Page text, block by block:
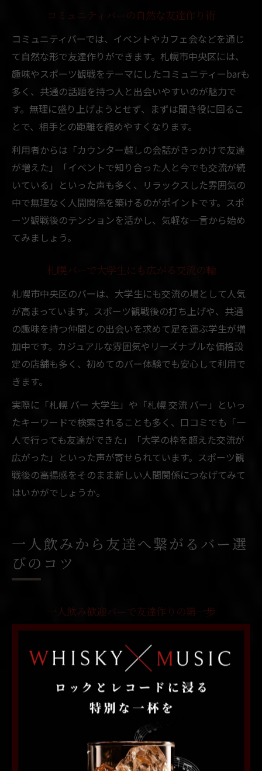
コミュニティバーの自然な友達作り術
コミュニティバーでは、イベントやカフェ会などを通じ
て自然な形で友達作りができます。札幌市中央区には、
趣味やスポーツ観戦をテーマにしたコミュニティーbarも
多く、共通の話題を持つ人と出会いやすいのが魅力で
す。無理に盛り上げようとせず、まずは聞き役に回るこ
とで、相手との距離を縮めやすくなります。
利用者からは「カウンター越しの会話がきっかけで友達
が増えた」「イベントで知り合った人と今でも交流が続
いている」といった声も多く、リラックスした雰囲気の
中で無理なく人間関係を築けるのがポイントです。スポ
ーツ観戦後のテンションを活かし、気軽な一言から始め
てみましょう。
札幌バーで大学生にも広がる交流の輪
札幌市中央区のバーは、大学生にも交流の場として人気
が高まっています。スポーツ観戦後の打ち上げや、共通
の趣味を持つ仲間との出会いを求めて足を運ぶ学生が増
加中です。カジュアルな雰囲気やリーズナブルな価格設
定の店舗も多く、初めてのバー体験でも安心して利用で
きます。
実際に「札幌 バー 大学生」や「札幌 交流 バー」といっ
たキーワードで検索されることも多く、口コミでも「一
人で行っても友達ができた」「大学の枠を超えた交流が
広がった」といった声が寄せられています。スポーツ観
戦後の高揚感をそのまま新しい人間関係につなげてみて
はいかがでしょうか。
一人飲みから友達へ繋がるバー選
びのコツ
一人飲み歓迎バーで友達作りの第一歩
スポーツ観戦後の高揚感をそのまま、札幌市中央区の一
人飲み歓迎バーに足を運ぶことは、友達作りの最初の一
歩として非常に効果的です。多くのバーではカウンター
席が充実しており、一人客同士が自然と会話を始めやす
い雰囲気があります。特に「札幌 バー 大学生」や「札幌
共通の趣味や観戦したスポーツの話題で盛り上がるケー